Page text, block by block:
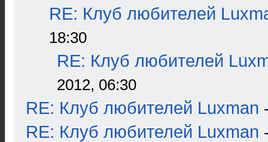
RE: Клуб любителей
18:30
RE: Клуб любителей
2012, 06:30
RE: Клуб любителей Luxman
RE: Клуб любителей Luxman